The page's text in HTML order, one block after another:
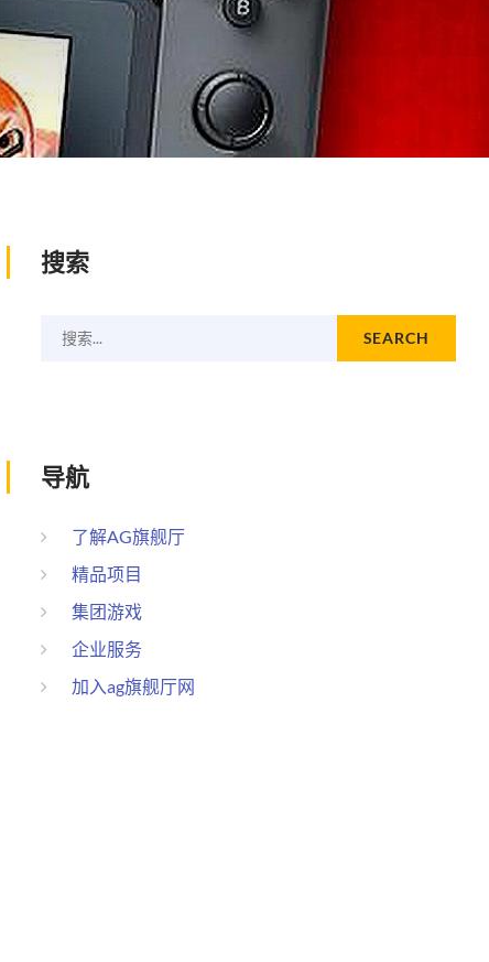
搜索
搜索... SEARCH
导航
了解AG旗舰厅
精品项目
集团游戏
企业服务
加入ag旗舰厅网